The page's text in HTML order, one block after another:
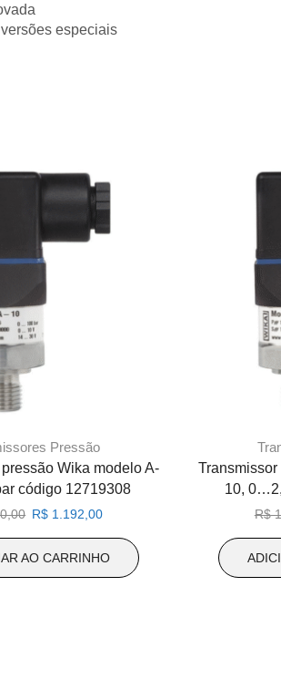
especiais
Pressão
Wika modelo A-
código 12719308
O
original
R$ 1.192,00O
atual
AO CARRINHO
10,
R$